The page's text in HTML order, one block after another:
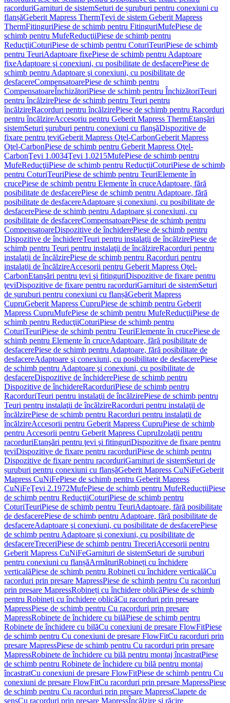
racorduriGarnituri de sistemSeturi de șuruburi pentru conexiuni cu
flanșăGeberit Mapress ThermŢevi de sistem Geberit Mapress
ThermFitinguriPiese de schimb pentru FitinguriMufePiese de
schimb pentru MufeReducţiiPiese de schimb pentru
ReducţiiCoturiPiese de schimb pentru CoturiTeuriPiese de schimb
pentru TeuriAdaptoare fixePiese de schimb pentru Adaptoare
fixeAdaptoare şi conexiuni, cu posibilitate de desfacerePiese de
schimb pentru Adaptoare şi conexiuni, cu posibilitate de
desfacereCompensatoarePiese de schimb pentru
CompensatoareÎnchizătoriPiese de schimb pentru ÎnchizătoriTeuri
pentru încălzirePiese de schimb pentru Teuri pentru
încălzireRacorduri pentru încălzirePiese de schimb pentru Racorduri
pentru încălzireAccesoriu pentru Geberit Mapress ThermEtanşări
sistemSeturi şuruburi pentru conexiuni cu flanşăDispozitive de
fixare pentru ţeviGeberit Mapress Oţel-CarbonGeberit Mapress
Oţel-CarbonPiese de schimb pentru Geberit Mapress Oţel-
CarbonŢevi 1.0034Ţevi 1.0215MufePiese de schimb pentru
MufeReducţiiPiese de schimb pentru ReducţiiCoturiPiese de schimb
pentru CoturiTeuriPiese de schimb pentru TeuriElemente în
crucePiese de schimb pentru Elemente în cruceAdaptoare, fără
posibilitate de desfacerePiese de schimb pentru Adaptoare, fără
posibilitate de desfacereAdaptoare şi conexiuni, cu posibilitate de
desfacerePiese de schimb pentru Adaptoare şi conexiuni, cu
posibilitate de desfacereCompensatoarePiese de schimb pentru
CompensatoareDispozitive de închiderePiese de schimb pentru
Dispozitive de închidereTeuri pentru instalaţii de încălzirePiese de
schimb pentru Teuri pentru instalaţii de încălzireRacorduri pentru
instalaţii de încălzirePiese de schimb pentru Racorduri pentru
instalaţii de încălzireAccesorii pentru Geberit Mapress Oţel-
CarbonEtanşări pentru ţevi şi fitinguriDispozitive de fixare pentru
ţeviDispozitive de fixare pentru racorduriGarnituri de sistemSeturi
de șuruburi pentru conexiuni cu flanșăGeberit Mapress
CupruGeberit Mapress CupruPiese de schimb pentru Geberit
Mapress CupruMufePiese de schimb pentru MufeReducţiiPiese de
schimb pentru ReducţiiCoturiPiese de schimb pentru
CoturiTeuriPiese de schimb pentru TeuriElemente în crucePiese de
schimb pentru Elemente în cruceAdaptoare, fără posibilitate de
desfacerePiese de schimb pentru Adaptoare, fără posibilitate de
desfacereAdaptoare şi conexiuni, cu posibilitate de desfacerePiese
de schimb pentru Adaptoare şi conexiuni, cu posibilitate de
desfacereDispozitive de închiderePiese de schimb pentru
Dispozitive de închidereRacorduriPiese de schimb pentru
RacorduriTeuri pentru instalaţii de încălzirePiese de schimb pentru
Teuri pentru instalaţii de încălzireRacorduri pentru instalaţii de
încălzirePiese de schimb pentru Racorduri pentru instalaţii de
încălzireAccesorii pentru Geberit Mapress CupruPiese de schimb
pentru Accesorii pentru Geberit Mapress CupruIzolaţii pentru
racorduriEtanşări pentru ţevi şi fitinguriDispozitive de fixare pentru
ţeviDispozitive de fixare pentru racorduriPiese de schimb pentru
Dispozitive de fixare pentru racorduriGarnituri de sistemSeturi de
șuruburi pentru conexiuni cu flanșăGeberit Mapress CuNiFeGeberit
Mapress CuNiFePiese de schimb pentru Geberit Mapress
CuNiFeŢevi 2.1972MufePiese de schimb pentru MufeReducţiiPiese
de schimb pentru ReducţiiCoturiPiese de schimb pentru
CoturiTeuriPiese de schimb pentru TeuriAdaptoare, fără posibilitate
de desfacerePiese de schimb pentru Adaptoare, fără posibilitate de
desfacereAdaptoare şi conexiuni, cu posibilitate de desfacerePiese
de schimb pentru Adaptoare şi conexiuni, cu posibilitate de
desfacereTreceriPiese de schimb pentru TreceriAccesorii pentru
Geberit Mapress CuNiFeGarnituri de sistemSeturi de șuruburi
pentru conexiuni cu flanșăArmăturiRobineți cu închidere
verticalăPiese de schimb pentru Robineți cu închidere verticalăCu
racorduri prin presare MapressPiese de schimb pentru Cu racorduri
prin presare MapressRobineți cu închidere oblicăPiese de schimb
pentru Robineți cu închidere oblicăCu racorduri prin presare
MapressPiese de schimb pentru Cu racorduri prin presare
MapressRobinete de închidere cu bilăPiese de schimb pentru
Robinete de închidere cu bilăCu conexiuni de presare FlowFitPiese
de schimb pentru Cu conexiuni de presare FlowFitCu racorduri prin
presare MapressPiese de schimb pentru Cu racorduri prin presare
MapressRobinete de închidere cu bilă pentru montaj încastratPiese
de schimb pentru Robinete de închidere cu bilă pentru montaj
încastratCu conexiuni de presare FlowFitPiese de schimb pentru Cu
conexiuni de presare FlowFitCu racorduri prin presare MapressPiese
de schimb pentru Cu racorduri prin presare MapressClapete de
sensCu racorduri prin presare MapressÎncălzire și răcire